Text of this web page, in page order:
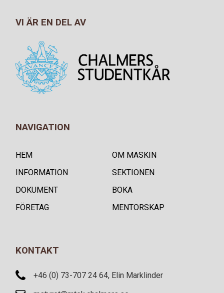
VI ÄR EN DEL AV
NAVIGATION
HEM
OM MASKIN
INFORMATION
SEKTIONEN
DOKUMENT
BOKA
FÖRETAG
MENTORSKAP
KONTAKT
+46 (0) 73-707 24 64, Elin Marklinder